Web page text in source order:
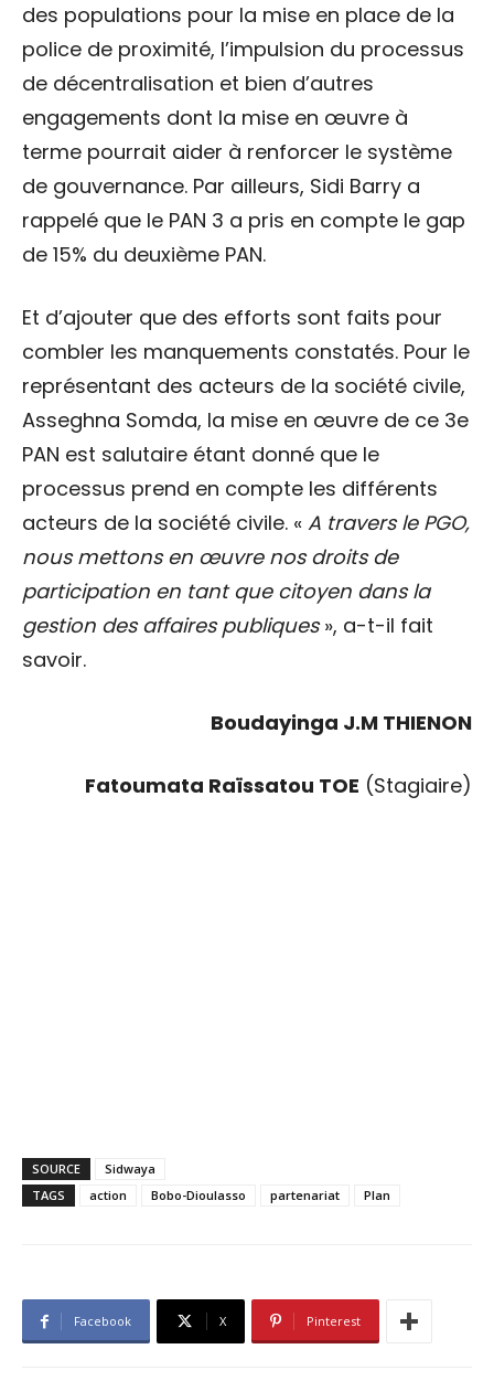
des populations pour la mise en place de la
police de proximité, l’impulsion du processus
de décentralisation et bien d’autres
engagements dont la mise en œuvre à
terme pourrait aider à renforcer le système
de gouvernance. Par ailleurs, Sidi Barry a
rappelé que le PAN 3 a pris en compte le gap
de 15% du deuxième PAN.
Et d’ajouter que des efforts sont faits pour
combler les manquements constatés. Pour le
représentant des acteurs de la société civile,
Asseghna Somda, la mise en œuvre de ce 3e
PAN est salutaire étant donné que le
processus prend en compte les différents
acteurs de la société civile. « A travers le PGO,
nous mettons en œuvre nos droits de
participation en tant que citoyen dans la
gestion des affaires publiques», a-t-il fait
savoir.
Boudayinga J.M THIENON
Fatoumata Raïssatou TOE (Stagiaire)
SOURCE
Sidwaya
TAGS
action Bobo-Dioulasso partenariat Plan
Facebook X Pinterest